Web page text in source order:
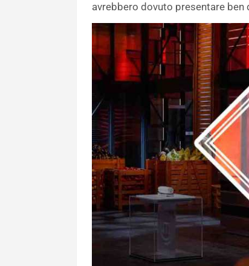
avrebbero dovuto presentare ben